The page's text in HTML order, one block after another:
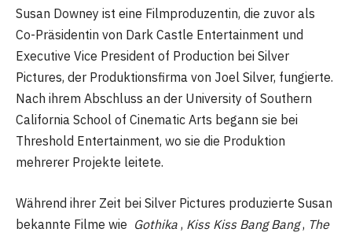
Susan Downey ist eine Filmproduzentin, die zuvor als
Co-Präsidentin von Dark Castle Entertainment und
Executive Vice President of Production bei Silver
Pictures, der Produktionsfirma von Joel Silver, fungierte.
Nach ihrem Abschluss an der University of Southern
California School of Cinematic Arts begann sie bei
Threshold Entertainment, wo sie die Produktion
mehrerer Projekte leitete.
Während ihrer Zeit bei Silver Pictures produzierte Susan
bekannte Filme wie Gothika , Kiss Kiss Bang Bang, The